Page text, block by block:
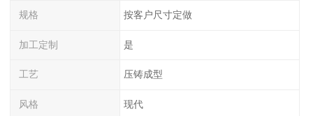
规格 按客户尺寸定做
加工定制 是
工艺 压铸成型
风格 现代